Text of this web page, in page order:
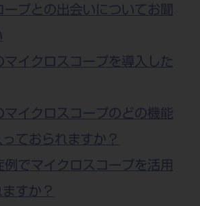
ープとの出会いについてお聞
マイクロスコープを導入した
マイクロスコープのどの機能
ておられますか？
例でマイクロスコープを活用
すか？
案内
料会員登録
ス等
スマイル＋
歯科イラスト素材集
ーム